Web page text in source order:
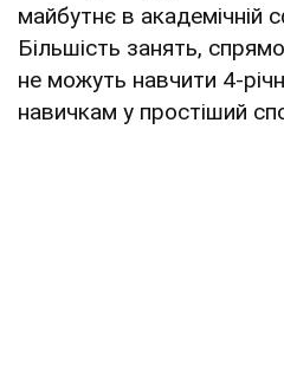
майбутнє в академічній
Більшість занять,
не можуть навчити 4-
навичкам у простіший